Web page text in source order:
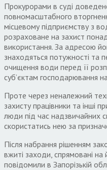
Прокурорами в суді
повномасштабного
місцевому підприємству з
розраховане на захист
використання. За адресою
знаходяться потужності та
очищення води перед її
суб’єктам господарювання
Проте через неналежний
захисту працівники та інші
люди під час надзвичайних
скористатись нею за
Після набрання рішенням
вжиті заходи, спрямовані на
повідомили в Запорізькій